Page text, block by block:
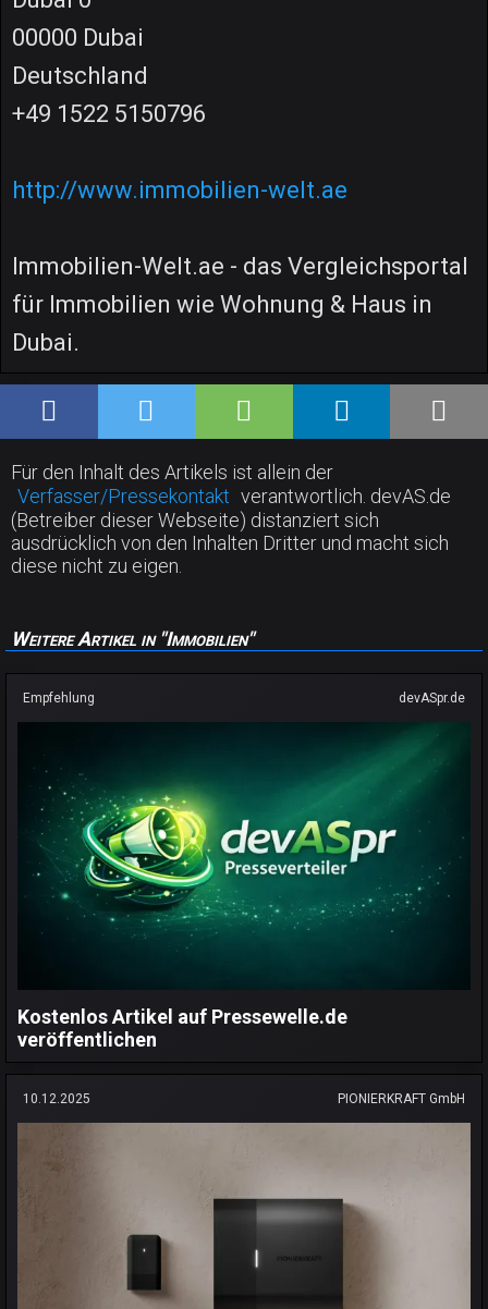
00000 Dubai
Deutschland
+49 1522 5150796
http://www.immobilien-welt.ae
Immobilien-Welt.ae - das Vergleichsportal
für Immobilien wie Wohnung & Haus in
Dubai.
Für den Inhalt des Artikels ist allein der
Verfasser/Pressekontakt verantwortlich. devAS.de
(Betreiber dieser Webseite) distanziert sich
ausdrücklich von den Inhalten Dritter und macht sich
diese nicht zu eigen.
Weitere Artikel in "Immobilien"
Empfehlung devASpr.de
Kostenlos Artikel auf Pressewelle.de
veröffentlichen
10.12.2025 PIONIERKRAFT GmbH